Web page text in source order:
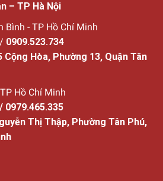
– TP Hà Nội
Bình - TP Hồ Chí Minh
/ 0909.523.734
Cộng Hòa, Phường 13, Quận Tân
Hồ Chí Minh
/ 0979.465.335
Thị Thập, Phường Tân Phú,